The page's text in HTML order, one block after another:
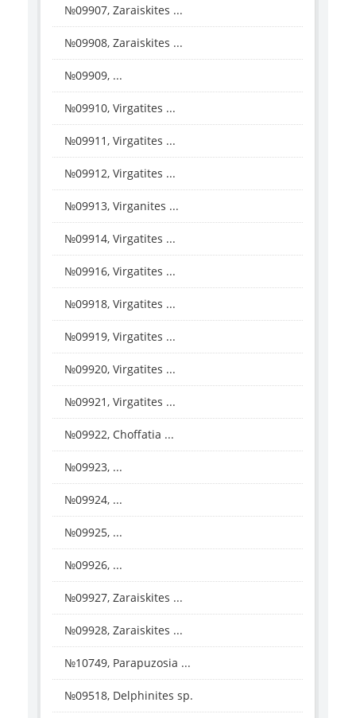
№09907, Zaraiskites ...
№09908, Zaraiskites ...
№09909, ...
№09910, Virgatites ...
№09911, Virgatites ...
№09912, Virgatites ...
№09913, Virganites ...
№09914, Virgatites ...
№09916, Virgatites ...
№09918, Virgatites ...
№09919, Virgatites ...
№09920, Virgatites ...
№09921, Virgatites ...
№09922, Choffatia ...
№09923, ...
№09924, ...
№09925, ...
№09926, ...
№09927, Zaraiskites ...
№09928, Zaraiskites ...
№10749, Parapuzosia ...
№09518, Delphinites sp.